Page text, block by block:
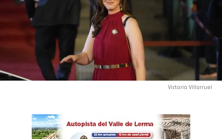
Victoria Villarruel